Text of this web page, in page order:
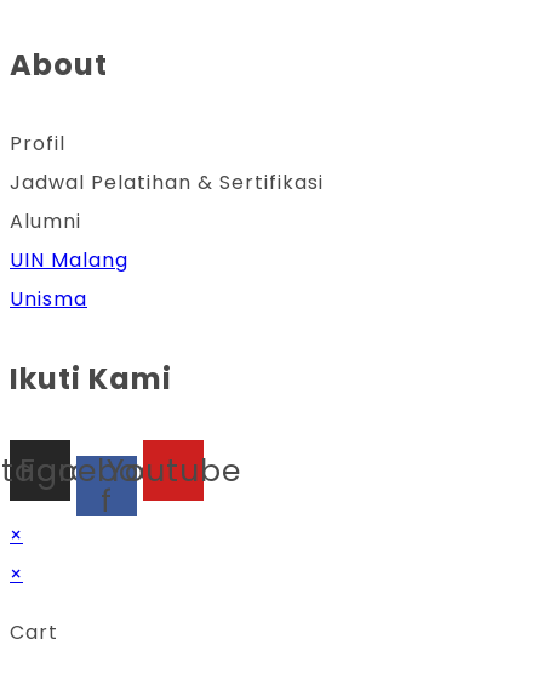
About
Profil
Jadwal Pelatihan & Sertifikasi
Alumni
UIN Malang
Unisma
Ikuti Kami
Facebook-
f
Youtube
×
×
Cart